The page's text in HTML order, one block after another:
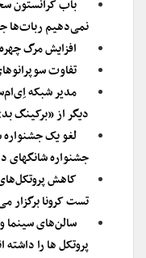
باب کرانستون
نمی‌دهیم ربات‌ها
افزایش مرگ
تفاوت
مدیر شبکه
دیگر از «برکینگ
لغو یک جشنواره
جشنواره شانگهای در سال ۲۰۲۳
کاهش
تست کرونا برگزار
پروتکل ها را داشته